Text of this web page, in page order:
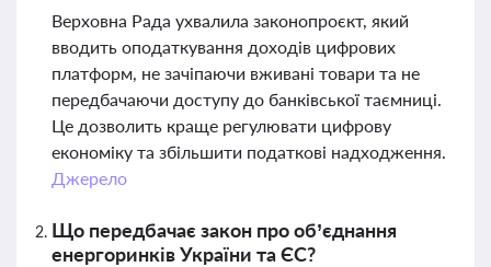
Верховна Рада ухвалила законопроєкт, який
вводить оподаткування доходів цифрових
платформ, не зачіпаючи вживані товари та не
передбачаючи доступу до банківської таємниці.
Це дозволить краще регулювати цифрову
економіку та збільшити податкові надходження.
Джерело
Що передбачає закон про об’єднання
енергоринків України та ЄС?